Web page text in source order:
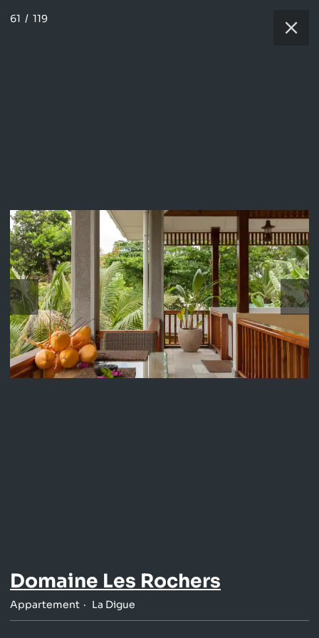
61 / 119
Domaine Les Rochers
Appartement La Digue